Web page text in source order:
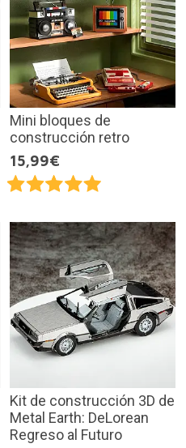
Mini bloques de
construcción retro
15,99€
Kit de construcción 3D de
Metal Earth: DeLorean
Regreso al Futuro